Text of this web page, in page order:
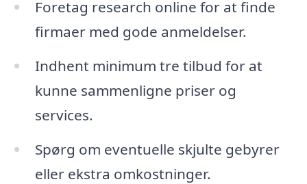
Foretag research online for at finde
firmaer med gode anmeldelser.
Indhent minimum tre tilbud for at
kunne sammenligne priser og
services.
Spørg om eventuelle skjulte gebyrer
eller ekstra omkostninger.